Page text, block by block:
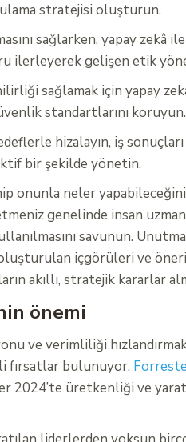
stratejisi oluşturun.
sağlarken, yapay zekâ
ilerleyerek gelişen etik
sağlamak için yapay
standartlarını koruyun.
hizalayın, iş
bir şekilde yönetin.
onunla neler
genelinde insan
savunun.
içgörüleri ve
akıllı, stratejik kararlar
önemi
ve verimliliği hızlandırmak
fırsatlar bulunuyor.
2024’te üretkenliği ve